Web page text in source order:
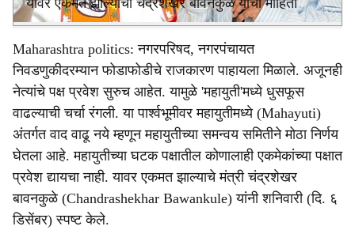
यावर एकमत झाल्याची चंद्रशेखर बावनकुळे यांची माहिती
Maharashtra politics: नगरपरिषद, नगरपंचायत
निवडणुकीदरम्यान फोडाफोडीचे राजकारण पाहायला मिळाले. अजूनही
नेत्यांचे पक्ष प्रवेश सुरुच आहेत. यामुळे 'महायुती'मध्ये धुसफूस
वाढल्याची चर्चा रंगली. या पार्श्वभूमीवर महायुतीमध्ये (Mahayuti)
अंतर्गत वाद वाढू नये म्हणून महायुतीच्या समन्वय समितीने मोठा निर्णय
घेतला आहे. महायुतीच्या घटक पक्षातील कोणालाही एकमेकांच्या पक्षात
प्रवेश द्यायचा नाही. यावर एकमत झाल्याचे मंत्री चंद्रशेखर
बावनकुळे (Chandrashekhar Bawankule) यांनी शनिवारी (दि. ६
डिसेंबर) स्पष्ट केले.